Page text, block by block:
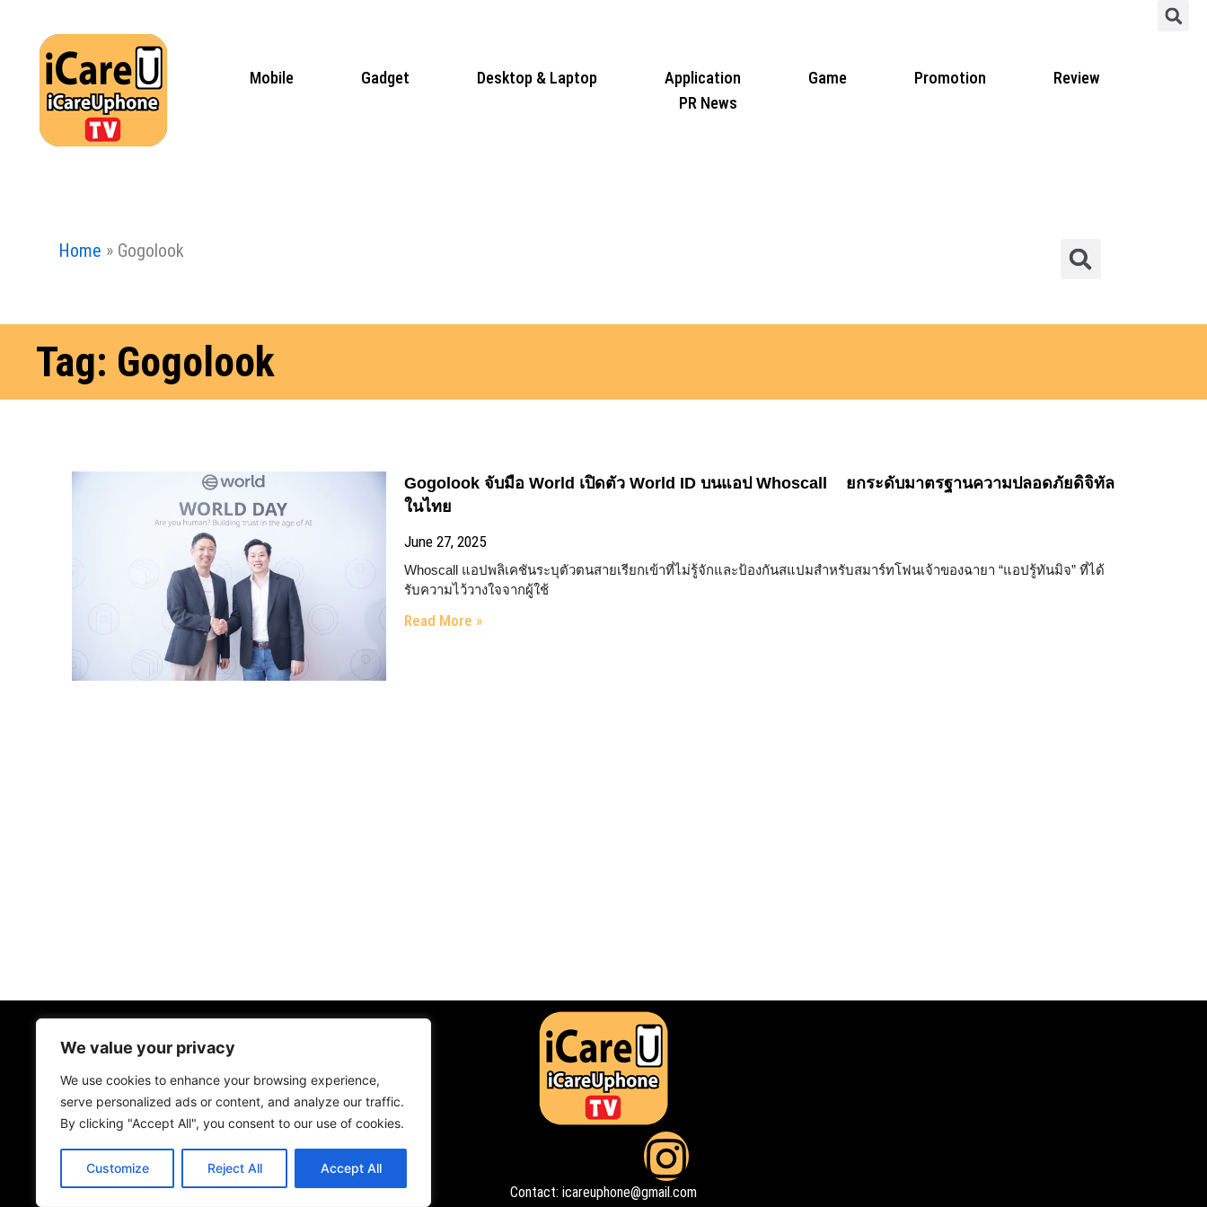
We value your privacy
We use cookies to enhance your browsing experience,
serve personalized ads or content, and analyze our traffic.
By clicking "Accept All", you consent to our use of cookies.
Customize Reject All Accept All
content
Mobile Gadget Desktop & Laptop Application Game Promotion
Review
PR News
Home » Gogolook
Tag: Gogolook
Gogolook จับมือ World เปิดตัว World ID บนแอป Whoscall ยกระดับมาตรฐานความปลอดภัยดิจิทัล
ในไทย
June 27, 2025
Whoscall แอปพลิเคชันระบุตัวตนสายเรียกเข้าที่ไม่รู้จักและป้องกันสแปมสำหรับสมาร์ทโฟนเจ้าของฉายา “แอปรู้ทันมิจ” ที่ได้
รับความไว้วางใจจากผู้ใช้
Read More »
a
o
I
n
Contact: icareuphone@gmail.com